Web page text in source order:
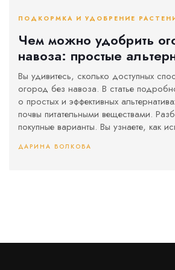
ПОДКОРМКА И УДОБРЕНИЕ
Чем можно удобрить
навоза: простые
подкормки
Вы удивитесь, сколько доступных
огород без навоза. В статье
о простых и эффективных
почвы питательными веществами.
покупные варианты. Вы узнаете, как
обычную золу. Все советы легко
ДАРИНА ВОЛКОВА